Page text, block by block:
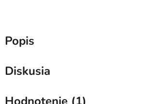
Popis
Diskusia